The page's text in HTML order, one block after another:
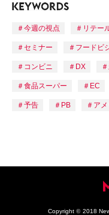
今週の視点 リテー
セミナー フードビ
コンビニ DX
食品スーパー EC
予告 PB ア
Copyright © 2018